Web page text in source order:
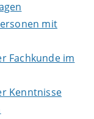
mit
Fachkunde im
Kenntnisse